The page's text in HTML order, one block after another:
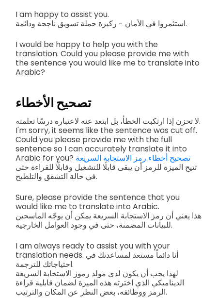
I am happy to assist you.
استثمروا في الأمان - ركيزة حملة تسويق ناجحة ودائمة.
I would be happy to help you with the
translation. Could you please provide me with
the sentence you would like me to translate into
Arabic?
تصحيح الأخطاء
لا تحزن إذا ارتكبت الخطأ، بل ابتعد عنه لاعتباره درسًا تعلمته.
I'm sorry, it seems like the sentence was cut off.
Could you please provide me with the full
sentence so I can accurately translate it into
Arabic for you? تصحيح أخطاء رمز الاستجابة السريعة
تتيح الميزة للرمز أن يبقى قابلًا للتشغيل وقابلًا للقراءة حتى
في حالة التشقق والتلطيخ.
Sure, please provide the sentence that you
would like me to translate into Arabic.
هذا يعني أن رمز الاستجابة السريعة يمكن أن يوجّه الماسحين
للبيانات المضمنة، حتى في وجود العوامل الخارجية.
I am always ready to assist you with your
translation needs. أنا دائماً مستعد لمساعدتك في
احتياجاتك للترجمة.
لهذا يجب أن يكون لدى مولد رموز الاستجابة السريعة
الديناميكي الذي اخترته هذه الميزة لضمان قابلية قراءة
الرمز ووظائفه، بغض النظر عن المكان والترتيب.